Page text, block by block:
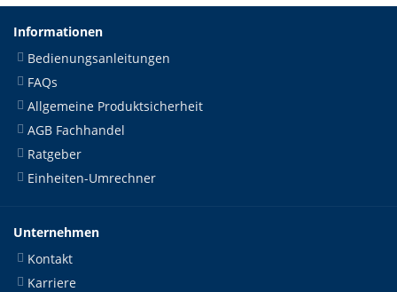
Informationen
Bedienungsanleitungen
FAQs
Allgemeine Produktsicherheit
AGB Fachhandel
Ratgeber
Einheiten-Umrechner
Unternehmen
Kontakt
Karriere